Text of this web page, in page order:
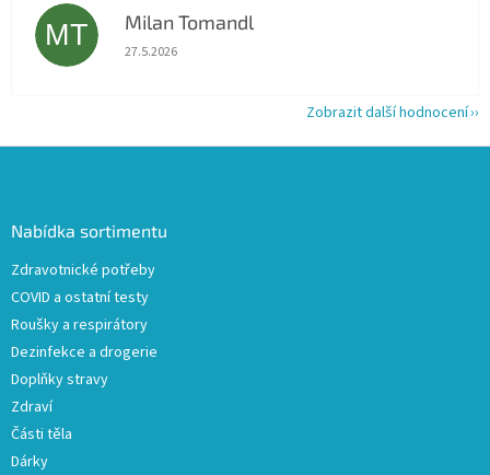
MT Milan Tomandl
Hodnocení obchodu je 5 z 5 hvězdiček.
27.5.2026
Zobrazit další hodnocení
Nabídka sortimentu
Zdravotnické potřeby
COVID a ostatní testy
Roušky a respirátory
Dezinfekce a drogerie
Doplňky stravy
Zdraví
Části těla
Dárky